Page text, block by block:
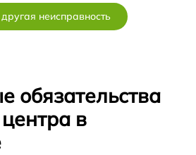
неисправность
обязательства
в